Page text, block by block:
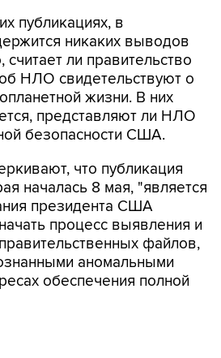
публикациях, в
никаких выводов
считает ли правительство
НЛО свидетельствуют о
жизни. В них
представляют ли НЛО
безопасности США.
что публикация
началась 8 мая, "является
президента США
процесс выявления и
файлов,
аномальными
обеспечения полной